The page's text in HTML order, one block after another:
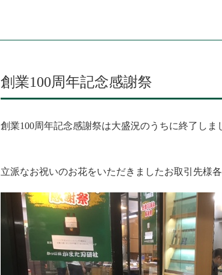
創業100周年記念感謝祭
創業100周年記念感謝祭は大盛況のうちに終了しま
立派なお祝いのお花をいただきましたお取引先様